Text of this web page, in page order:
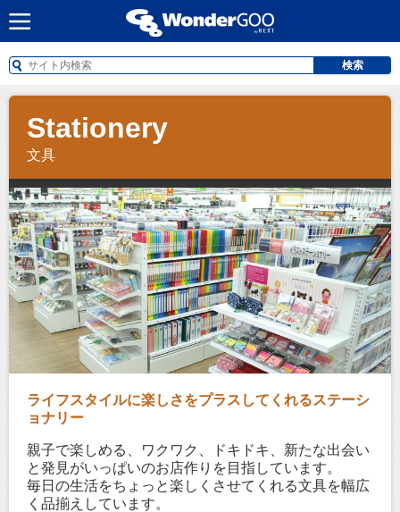
検索
Stationery
文具
ライフスタイルに楽しさをプラスしてくれるステーシ
ョナリー
親子で楽しめる、ワクワク、ドキドキ、新たな出会い
と発見がいっぱいのお店作りを目指しています。
毎日の生活をちょっと楽しくさせてくれる文具を幅広
く品揃えしています。